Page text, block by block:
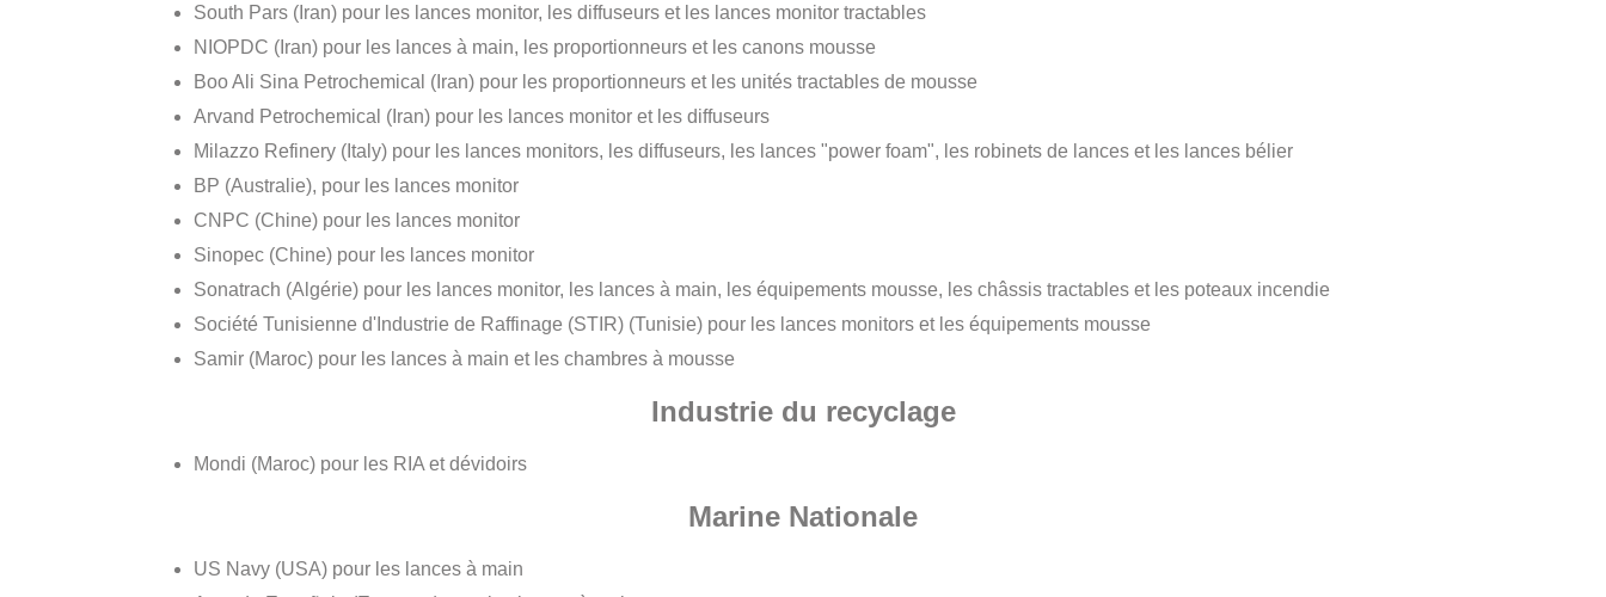
South Pars (Iran) pour les lances monitor, les diffuseurs et les lances monitor tractables
NIOPDC (Iran) pour les lances à main, les proportionneurs et les canons mousse
Boo Ali Sina Petrochemical (Iran) pour les proportionneurs et les unités tractables de mousse
Arvand Petrochemical (Iran) pour les lances monitor et les diffuseurs
Milazzo Refinery (Italy) pour les lances monitors, les diffuseurs, les lances "power foam", les robinets de lances et les lances bélier
BP (Australie), pour les lances monitor
CNPC (Chine) pour les lances monitor
Sinopec (Chine) pour les lances monitor
Sonatrach (Algérie) pour les lances monitor, les lances à main, les équipements mousse, les châssis tractables et les poteaux incendie
Société Tunisienne d'Industrie de Raffinage (STIR) (Tunisie) pour les lances monitors et les équipements mousse
Samir (Maroc) pour les lances à main et les chambres à mousse
Industrie du recyclage
Mondi (Maroc) pour les RIA et dévidoirs
Marine Nationale
US Navy (USA) pour les lances à main